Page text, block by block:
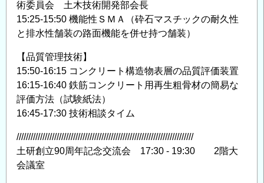
術委員会 土木技術開発部会長
15:25-15:50 機能性ＳＭＡ（砕石マスチックの耐久性
と排水性舗装の路面機能を併せ持つ舗装）
【品質管理技術】
15:50-16:15 コンクリート構造物表層の品質評価装置
16:15-16:40 鉄筋コンクリート用再生粗骨材の簡易な
評価方法（試験紙法）
16:45-17:30 技術相談タイム
///////////////////////////////////////////////////////////////////////////
土研創立90周年記念交流会 17:30 - 19:30 2階大
会議室